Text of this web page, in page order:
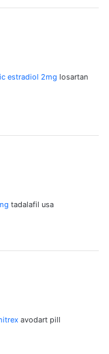
estradiol 2mg losartan
tadalafil usa
avodart pill